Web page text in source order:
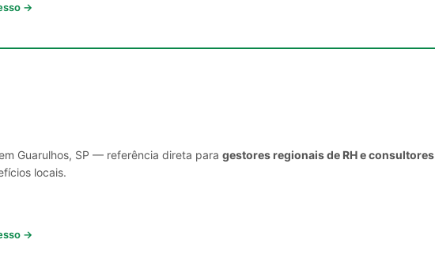
→
Guarulhos, SP — referência direta para gestores regionais de RH e consultores
locais.
→